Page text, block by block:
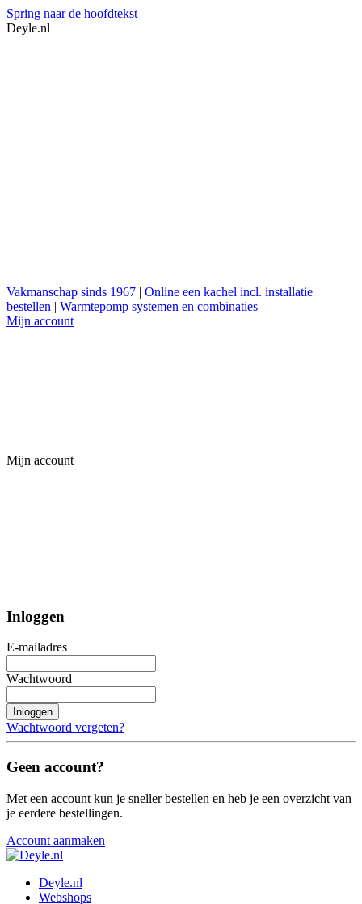
Spring naar de hoofdtekst
Deyle.nl
Vakmanschap sinds 1967 | Online een kachel incl. installatie
bestellen | Warmtepomp systemen en combinaties
Mijn account
Mijn account
Inloggen
E-mailadres
Wachtwoord
Inloggen
Wachtwoord vergeten?
Geen account?
Met een account kun je sneller bestellen en heb je een overzicht van
je eerdere bestellingen.
Account aanmaken
Deyle.nl
Webshops